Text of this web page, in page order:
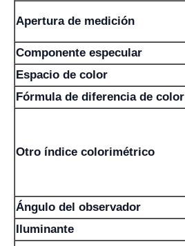
Apertura de medición
Componente especular
Espacio de color
Fórmula de diferencia de color
Otro índice colorimétrico
Ángulo del observador
Iluminante